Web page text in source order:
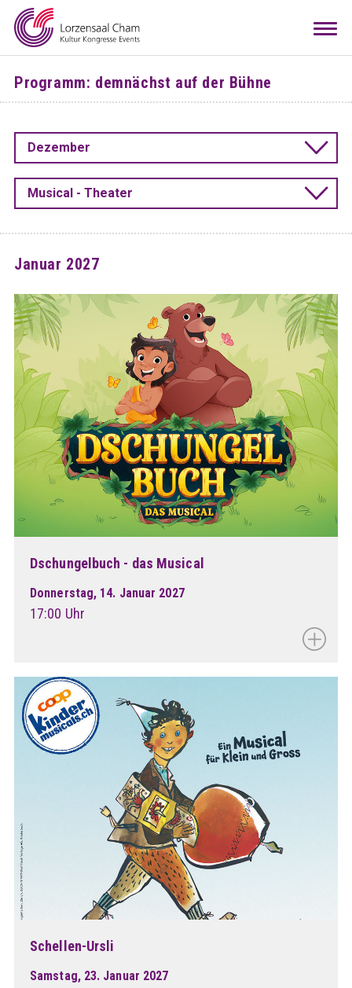
Mieten
Besuchen
Infos
Kontakt Anreise Downloads Raumkonfigurator DE EN
Programm: demnächst auf der Bühne
Dezember
Musical - Theater
Januar 2027
Dschungelbuch - das Musical
Donnerstag, 14. Januar 2027
17:00 Uhr
Schellen-Ursli
Samstag, 23. Januar 2027